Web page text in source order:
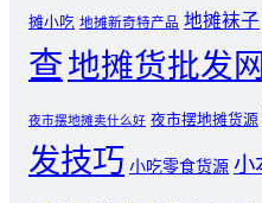
摊小吃 地摊新奇特产品 地摊袜子
查地摊货批发网
夜市摆地摊卖什么好 夜市摆地摊货源
发技巧 小吃零食货源 小